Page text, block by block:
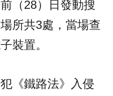
（28）日發動搜
所共3處，當場查
裝置。
《鐵路法》入侵